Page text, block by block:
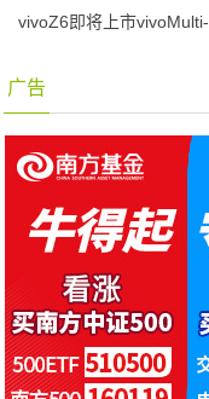
vivoZ6即将上市vivoMulti-
广告